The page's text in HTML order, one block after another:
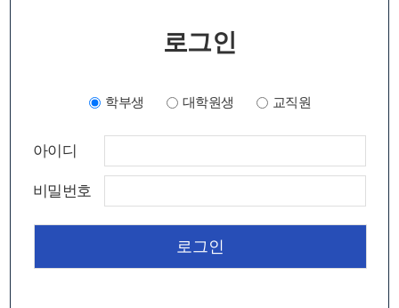
로그인
학부생 대학원생 교직원
아이디
비밀번호